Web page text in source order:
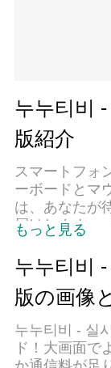
누누티비
版紹介
スマートフォ
ーボードとマ
は、あなたが
届けします。
ご利用くださ
시간 TV,
完璧なキーマ
タンス機能に
時に実行でき
もっと見る
누누티비
版の画像
누누티비 - 실
ド！大画面で